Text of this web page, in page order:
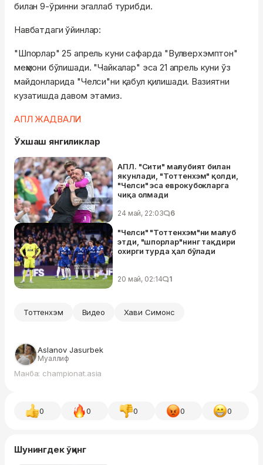
билан 9-ўринни эгаллаб турибди.
Навбатдаги ўйинлар:
"Шпорлар" 25 апрель куни сафарда "Вулверхэмптон"
меҳмони бўлишади. "Чайкалар" эса 21 апрель куни ўз
майдонларида "Челси"ни қабул қилишади. Вазиятни
кузатишда давом этамиз.
АПЛ ЖАДВАЛИ
Ўхшаш янгиликлар
АПЛ. "Сити" мағлубият билан
якунлади, "Тоттенхэм" қолди,
"Челси" эса еврокубокларга
чиқа олмади
24 май, 22:03 6
"Челси" "Тоттенхэм"ни мағлуб
этди, "шпорлар"нинг тақдири
охирги турда ҳал бўлади
20 май, 02:14 1
Тоттенхэм Видео Хави Симонс
Aslanov Jasurbek
Муаллиф
Манба: championat.asia
0 0 0 0 0
Шунингдек ўқинг